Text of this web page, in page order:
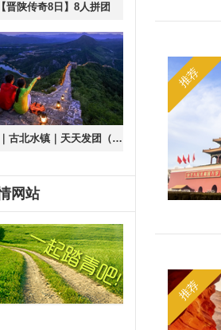
【晋陕传奇8日】8人拼团
1日｜古北水镇｜天天发团（含夜景）长城脚下的江南小镇
网站
推荐
推荐